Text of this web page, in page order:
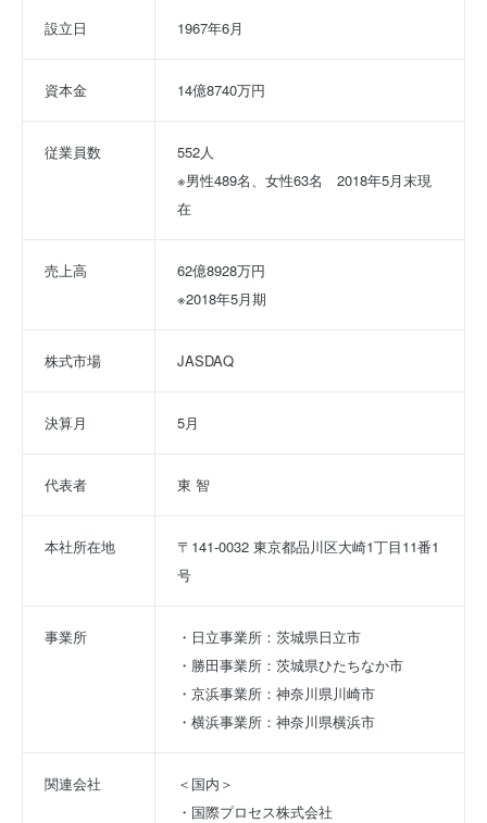
設立日 1967年6月
資本金 14億8740万円
従業員数
552人
※男性489名、女性63名　2018年5月末現
在
売上高
62億8928万円
※2018年5月期
株式市場 JASDAQ
決算月 5月
代表者 東 智
本社所在地
〒141-0032 東京都品川区大崎1丁目11番1
号
事業所
・日立事業所：茨城県日立市
・勝田事業所：茨城県ひたちなか市
・京浜事業所：神奈川県川崎市
・横浜事業所：神奈川県横浜市
関連会社
＜国内＞
・国際プロセス株式会社